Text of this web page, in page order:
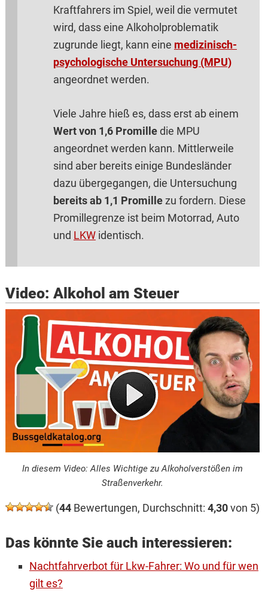
Kraftfahrers im Spiel, weil die vermutet
wird, dass eine Alkoholproblematik
zugrunde liegt, kann eine medizinisch-
psychologische Untersuchung (MPU)
angeordnet werden.
Viele Jahre hieß es, dass erst ab einem
Wert von 1,6 Promilledie MPU
angeordnet werden kann. Mittlerweile
sind aber bereits einige Bundesländer
dazu übergegangen, die Untersuchung
bereits ab 1,1 Promillezu fordern. Diese
Promillegrenze ist beim Motorrad, Auto
und LKWidentisch.
Video: Alkohol am Steuer
In diesem Video: Alles Wichtige zu Alkoholverstößen im
Straßenverkehr.
(44Bewertungen, Durchschnitt: 4,30von 5)
Das könnte Sie auch interessieren:
Nachtfahrverbot für Lkw-Fahrer: Wo und für wen
gilt es?